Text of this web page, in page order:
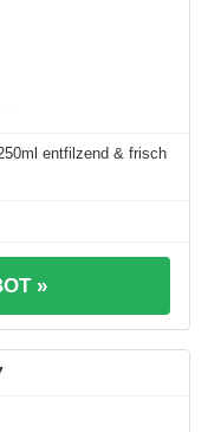
entfilzend & frisch
»